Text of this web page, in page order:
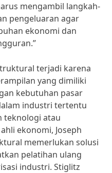
mengambil langkah-
pengeluaran agar
ekonomi dan
terjadi karena
yang dimiliki
kebutuhan pasar
industri tertentu
teknologi atau
ekonomi, Joseph
memerlukan solusi
pelatihan ulang
industri. Stiglitz